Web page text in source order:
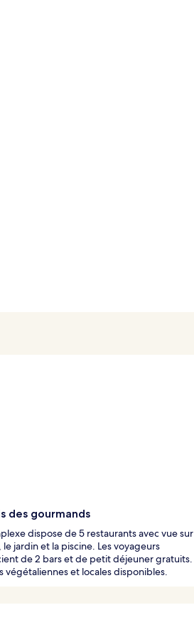
des gourmands
dispose de 5 restaurants avec vue sur
le jardin et la piscine. Les voyageurs
de 2 bars et de petit déjeuner gratuits.
végétaliennes et locales disponibles.